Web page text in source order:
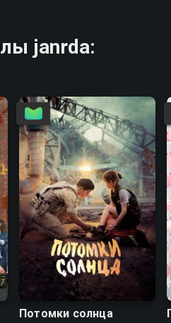
janrda:
8.5 8.2
Потомки солнца